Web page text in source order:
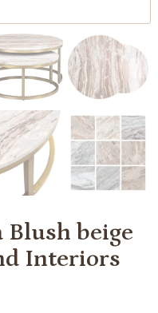
Blush beige
Interiors